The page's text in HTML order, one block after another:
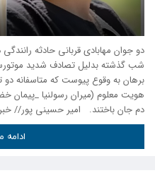
دو جوان مهابادی قربانی حادثه
شب گذشته بدلیل تصادف شدید
برهان به وقوع پیوست که متاسفانه
هویت معلوم (میران رسولنیا _پیمان
دم جان باختند. امیر حسینی پور//